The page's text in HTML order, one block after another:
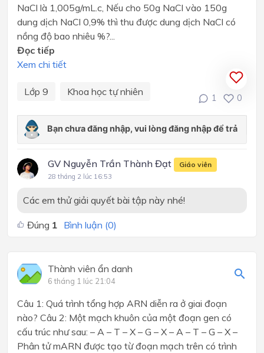
NaCl là 1,005g/mL.c, Nếu cho 50g NaCl vào 150g
dung dịch NaCl 0,9% thì thu được dung dịch NaCl có
nồng độ bao nhiêu %?...
Đọc tiếp
Xem chi tiết
Lớp 9 Khoa học tự nhiên
1 0
GV Nguyễn Trần Thành Đạt Giáo viên
28 tháng 2 lúc 16:53
Các em thử giải quyết bài tập này nhé!
Đúng 1 Bình luận (0)
Thành viên ẩn danh
6 tháng 1 lúc 21:04
Câu 1: Quá trình tổng hợp ARN diễn ra ở giai đoạn
nào? Câu 2: Một mạch khuôn của một đoạn gen có
cấu trúc như sau: – A – T – X – G – X – A – T – G – X –
Phân tử mARN được tạo từ đoạn mạch trên có trình